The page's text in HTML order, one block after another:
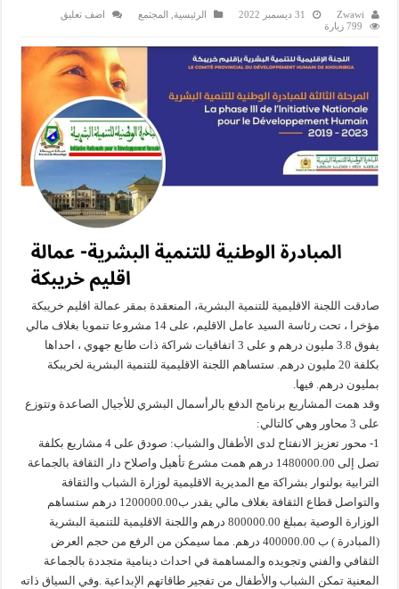
Zwawi 31 ديسمبر 2022 الرئيسية المجتمع
اضف تعليق
799 زيارة
صادقت اللجنة الاقليمية للتنمية البشرية، المنعقدة بمقر عمالة اقليم خريبكة
مؤخرا ، تحت رئاسة السيد عامل الاقليم، على 14 مشروعا تنمويا بغلاف مالي
يفوق 3.8 مليون درهم و على 3 اتفاقيات شراكة ذات طابع جهوي ، احداها
بكلفة 20 مليون درهم. ستساهم اللجنة الاقليمية للتنمية البشرية لخريبكة
بمليون درهم. فيها.
وقد همت المشاريع برنامج الدفع بالرأسمال البشري للأجيال الصاعدة وتتوزع
على 3 محاور وهي كالتالي:
1- محور تعزيز الانفتاح لدى الأطفال والشباب: صودق على 4 مشاريع بكلفة
تصل إلى 1480000.00 درهم همت مشرع تأهيل واصلاح دار الثقافة بالجماعة
الترابية بولنوار بشراكة مع المديرية الاقليمية لوزارة الشباب والثقافة
والتواصل قطاع الثقافة بغلاف مالي يقدر ب1200000.00 درهم ستساهم
الوزارة الوصية بمبلغ 800000.00 درهم واللجنة الاقليمية للتنمية البشرية
(المبادرة ) ب 400000.00 درهم. مما سيمكن من الرفع من حجم العرض
الثقافي والفني وتجويده والمساهمة في احداث دينامية متجددة بالجماعة
المعنية تمكن الشباب والأطفال من تفجير طاقاتهم الإبداعية .وفي السياق ذاته